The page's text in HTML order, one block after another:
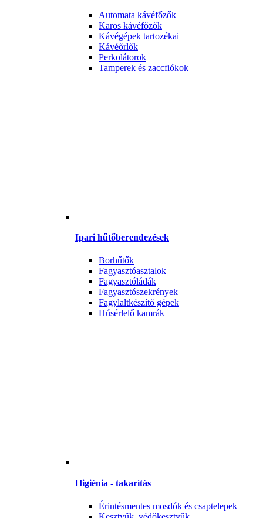
Automata kávéfőzők
Karos kávéfőzők
Kávégépek tartozékai
Kávéőrlők
Perkolátorok
Tamperek és zaccfiókok
Ipari hűtőberendezések
Borhűtők
Fagyasztóasztalok
Fagyasztóládák
Fagyasztószekrények
Fagylaltkészítő gépek
Húsérlelő kamrák
Higiénia - takarítás
Érintésmentes mosdók és csaptelepek